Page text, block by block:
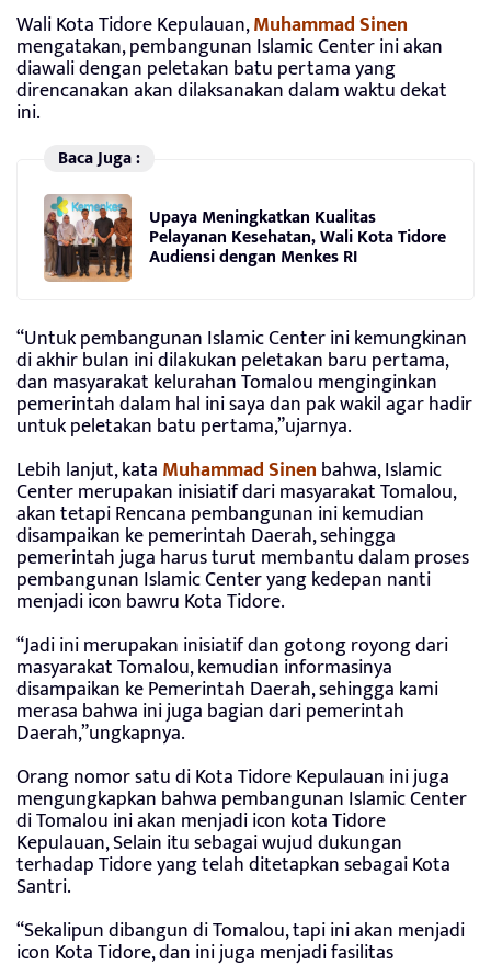
Wali Kota Tidore Kepulauan,Muhammad Sinen
mengatakan, pembangunan Islamic Center ini akan
diawali dengan peletakan batu pertama yang
direncanakan akan dilaksanakan dalam waktu dekat
ini.
Baca Juga :
Upaya Meningkatkan Kualitas
Pelayanan Kesehatan, Wali Kota Tidore
Audiensi dengan Menkes RI
“Untuk pembangunan Islamic Center ini kemungkinan
di akhir bulan ini dilakukan peletakan baru pertama,
dan masyarakat kelurahan Tomalou menginginkan
pemerintah dalam hal ini saya dan pak wakil agar hadir
untuk peletakan batu pertama,”ujarnya.
Lebih lanjut, kata Muhammad Sinen bahwa, Islamic
Center merupakan inisiatif dari masyarakat Tomalou,
akan tetapi Rencana pembangunan ini kemudian
disampaikan ke pemerintah Daerah, sehingga
pemerintah juga harus turut membantu dalam proses
pembangunan Islamic Center yang kedepan nanti
menjadi icon bawru Kota Tidore.
“Jadi ini merupakan inisiatif dan gotong royong dari
masyarakat Tomalou, kemudian informasinya
disampaikan ke Pemerintah Daerah, sehingga kami
merasa bahwa ini juga bagian dari pemerintah
Daerah,”ungkapnya.
Orang nomor satu di Kota Tidore Kepulauan ini juga
mengungkapkan bahwa pembangunan Islamic Center
di Tomalou ini akan menjadi icon kota Tidore
Kepulauan, Selain itu sebagai wujud dukungan
terhadap Tidore yang telah ditetapkan sebagai Kota
Santri.
“Sekalipun dibangun di Tomalou, tapi ini akan menjadi
icon Kota Tidore, dan ini juga menjadi fasilitas